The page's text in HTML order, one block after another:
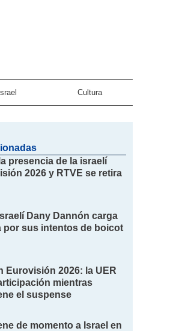
Cultura
presencia de la israelí
2026 y RTVE se retira
Dany Dannón carga
por sus intentos de boicot
Eurovisión 2026: la UER
mientras
el suspense
de momento a Israel en